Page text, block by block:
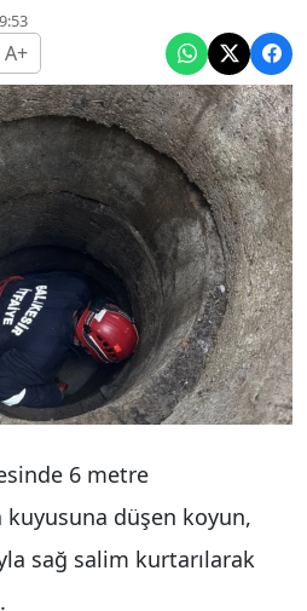
A+
6 metre
düşen koyun,
sağ salim kurtarılarak